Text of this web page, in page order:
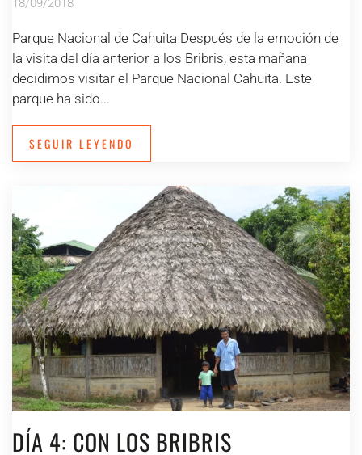
18/09/2018
Parque Nacional de Cahuita Después de la emoción de
la visita del día anterior a los Bribris, esta mañana
decidimos visitar el Parque Nacional Cahuita. Este
parque ha sido...
SEGUIR LEYENDO
DÍA 4: CON LOS BRIBRIS